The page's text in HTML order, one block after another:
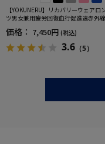
【YOKUNERU】リカバリーウェアロ
ツ男女兼用疲労回復血行促進遠赤外
NOMIX(R)【一般医療機器】SS～LLサ
価格： 7,450円 (税込)
3.6 （5）